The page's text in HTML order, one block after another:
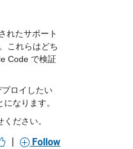
れたサポート
これらはどち
Code で検証
ロイしたい
なります。
ださい。
| Follow